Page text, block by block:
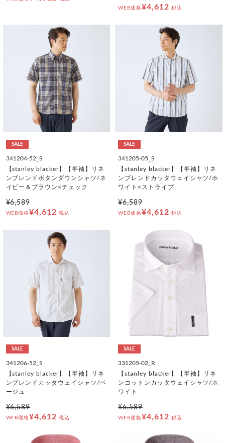
WEB価格¥4,612 税込
SALE
341204-52_S
【stanley blacker】【半袖】リネ
ンブレンドボタンダウンシャツ/ネ
イビー＆ブラウン×チェック
¥6,589
WEB価格¥4,612 税込
SALE
341205-05_S
【stanley blacker】【半袖】リネ
ンブレンドカッタウェイシャツ/ホ
ワイト×ストライプ
¥6,589
WEB価格¥4,612 税込
SALE
341206-52_S
【stanley blacker】【半袖】リネ
ンブレンドカッタウェイシャツ/ベ
ージュ
¥6,589
WEB価格¥4,612 税込
SALE
331205-02_R
【stanley blacker】【半袖】リネ
ンコットンカッタウェイシャツ/ホ
ワイト
¥6,589
WEB価格¥4,612 税込